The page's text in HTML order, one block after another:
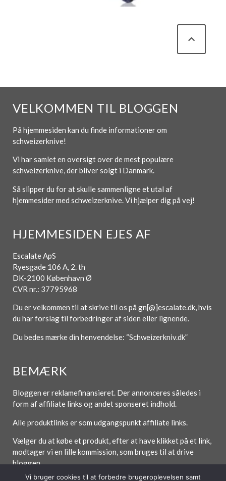
VELKOMMEN TIL BLOGGEN
På hjemmesiden kan du finde informationer om
schweizerknive!
Vi har samlet en oversigt over de mest populære
schweizerknive, der bliver solgt i Danmark.
Så slipper du for at skulle sammenligne et utal af
hjemmesider med schweizerknive. Vi hjælper dig på vej!
HJEMMESIDEN EJES AF
Escalate ApS
Ryesgade 106 A, 2. th
DK-2100 København Ø
CVR nr.: 37795968
Du er velkommen til at skrive til os på gn[@]escalate.dk, hvis
du har forslag til forbedringer af siden eller lignende.
Du bedes mærke din henvendelse: “Schweizerkniv.dk”
BEMÆRK
Bloggen er reklamefinansieret. Der annonceres således i
form af affiliate links og andet sponseret indhold.
Alle produktlinks er som udgangspunkt affiliate links.
Vælger du at købe et produkt, efter at have klikket på et link,
modtager vi en lille kommission, som bruges til at drive
bloggen.
Vi bruger cookies til at forbedre brugeroplevelsen samt